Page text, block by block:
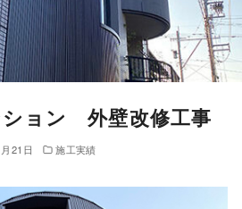
ョン 外壁改修工事
21日 施工実績